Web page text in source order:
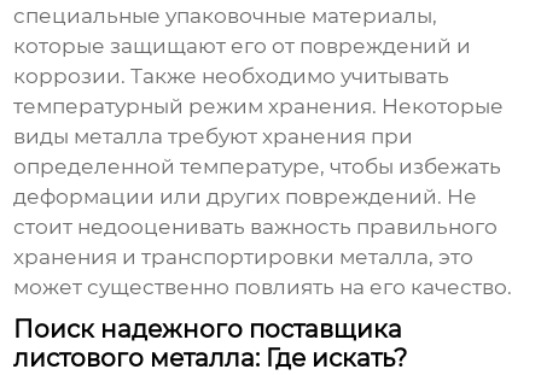
специальные упаковочные материалы,
которые защищают его от повреждений и
коррозии. Также необходимо учитывать
температурный режим хранения. Некоторые
виды металла требуют хранения при
определенной температуре, чтобы избежать
деформации или других повреждений. Не
стоит недооценивать важность правильного
хранения и транспортировки металла, это
может существенно повлиять на его качество.
Поиск надежного поставщика
листового металла: Где искать?